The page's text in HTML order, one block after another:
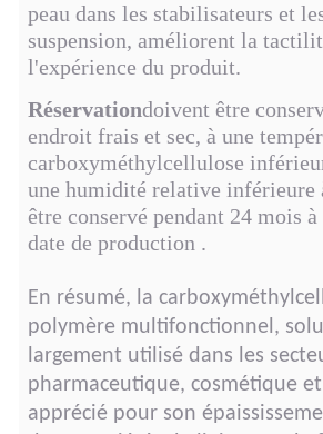
peau dans les stabilisateurs et
suspension, améliorent la
l'expérience du produit.
Réservationdoivent être
endroit frais et sec, à une
carboxyméthylcellulose
une humidité relative inférieure
être conservé pendant 24 mois
date de production .
En résumé, la
polymère multifonctionnel,
largement utilisé dans les
pharmaceutique, cosmétique
apprécié pour son